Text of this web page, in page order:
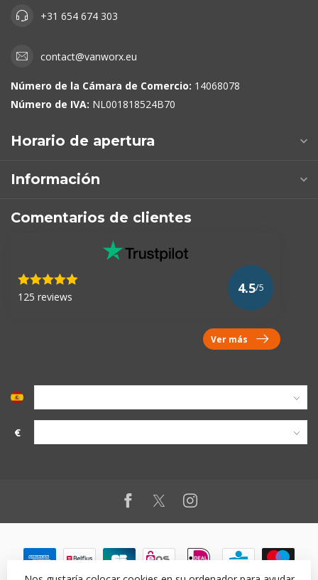
+31 654 674 303
contact@vanworx.eu
Número de la Cámara de Comercio: 14068078
Número de IVA: NL001818524B70
Horario de apertura
Información
Comentarios de clientes
125 reviews
4.5/5
Ver más
€